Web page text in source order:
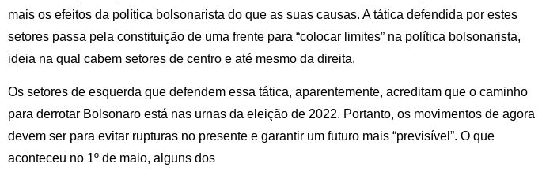
mais os efeitos da política bolsonarista do que as suas causas. A tática defendida por estes
setores passa pela constituição de uma frente para “colocar limites” na política bolsonarista,
ideia na qual cabem setores de centro e até mesmo da direita.
Os setores de esquerda que defendem essa tática, aparentemente, acreditam que o caminho
para derrotar Bolsonaro está nas urnas da eleição de 2022. Portanto, os movimentos de agora
devem ser para evitar rupturas no presente e garantir um futuro mais “previsível”. O que
aconteceu no 1º de maio, alguns dos